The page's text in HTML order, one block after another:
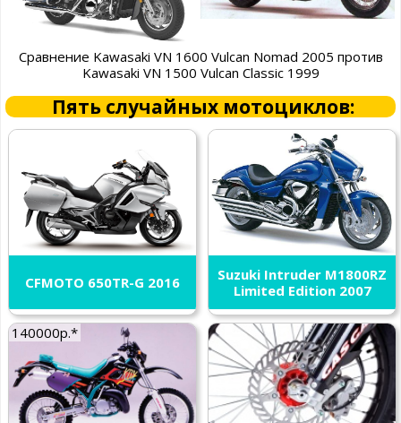
Сравнение Kawasaki VN 1600 Vulcan Nomad 2005 против
Kawasaki VN 1500 Vulcan Classic 1999
Пять случайных мотоциклов:
CFMOTO 650TR-G 2016
Suzuki Intruder M1800RZ
Limited Edition 2007
140000р.*